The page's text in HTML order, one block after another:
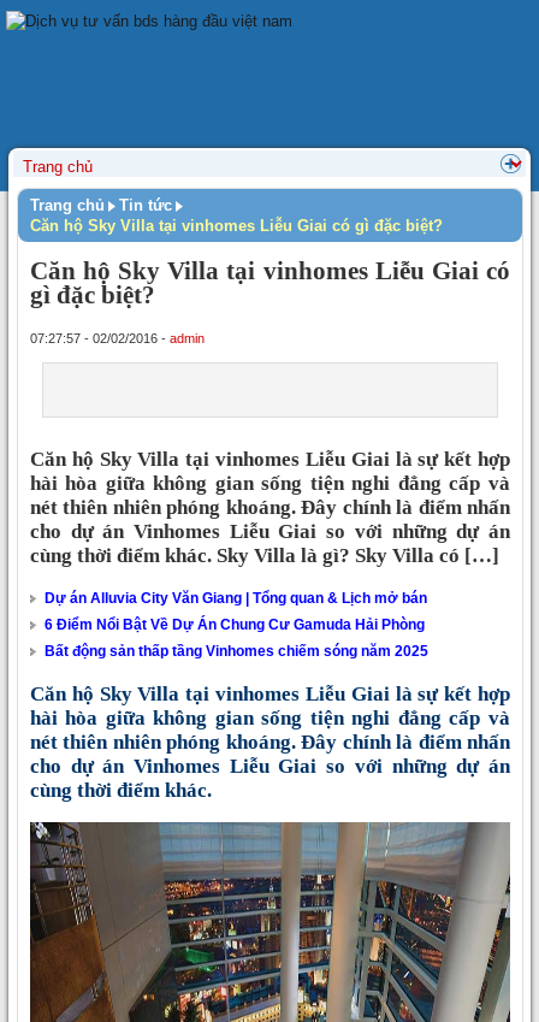
Trang chủ
Tin tức
Căn hộ Sky Villa tại vinhomes Liễu Giai có gì đặc biệt?
Căn hộ Sky Villa tại vinhomes Liễu Giai có
gì đặc biệt?
07:27:57 - 02/02/2016 - admin
Căn hộ Sky Villa tại vinhomes Liễu Giai là sự kết hợp
hài hòa giữa không gian sống tiện nghi đẳng cấp và
nét thiên nhiên phóng khoáng. Đây chính là điểm nhấn
cho dự án Vinhomes Liễu Giai so với những dự án
cùng thời điểm khác. Sky Villa là gì? Sky Villa có […]
Dự án Alluvia City Văn Giang | Tổng quan & Lịch mở bán
6 Điểm Nổi Bật Về Dự Án Chung Cư Gamuda Hải Phòng
Bất động sản thấp tầng Vinhomes chiếm sóng năm 2025
Căn hộ Sky Villa tại vinhomes Liễu Giai là sự kết hợp
hài hòa giữa không gian sống tiện nghi đẳng cấp và
nét thiên nhiên phóng khoáng. Đây chính là điểm nhấn
cho dự án Vinhomes Liễu Giai so với những dự án
cùng thời điểm khác.